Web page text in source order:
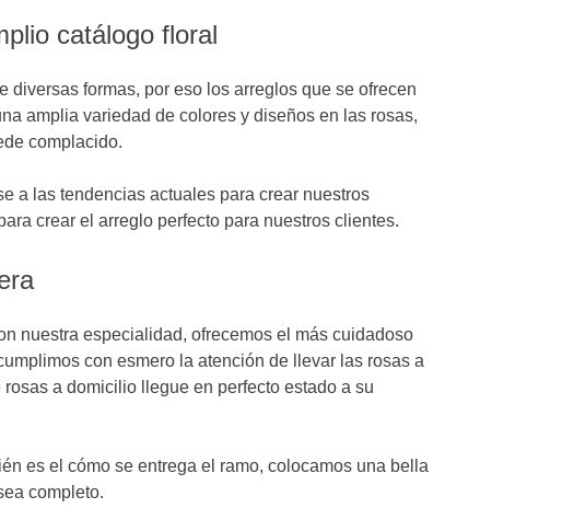
catálogo floral
diversas formas, por eso los arreglos que se ofrecen
amplia variedad de colores y diseños en las rosas,
complacido.
a las tendencias actuales para crear nuestros
crear el arreglo perfecto para nuestros clientes.
nuestra especialidad, ofrecemos el más cuidadoso
con esmero la atención de llevar las rosas a
a domicilio llegue en perfecto estado a su
es el cómo se entrega el ramo, colocamos una bella
completo.